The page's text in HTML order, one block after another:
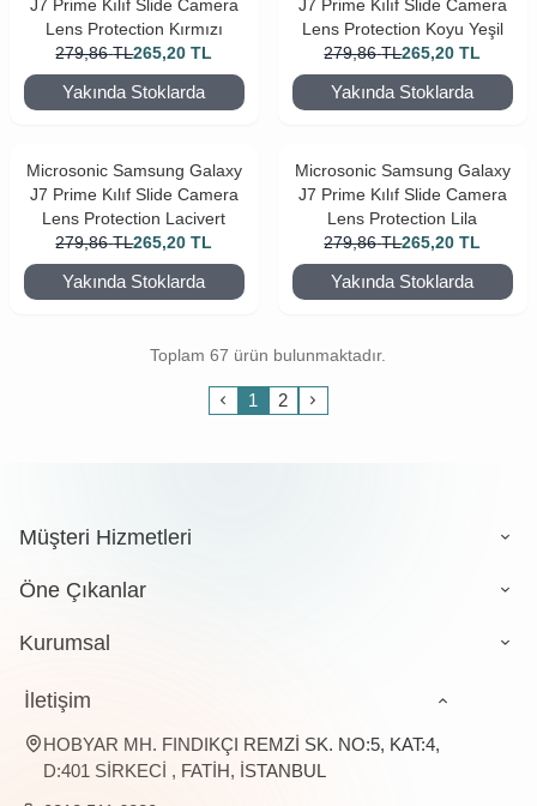
J7 Prime Kılıf Slide Camera
Lens Protection Kırmızı
279,86 TL265,20 TL
Yakında Stoklarda
J7 Prime Kılıf Slide Camera
Lens Protection Koyu Yeşil
279,86 TL265,20 TL
Yakında Stoklarda
Microsonic Samsung Galaxy
J7 Prime Kılıf Slide Camera
Lens Protection Lacivert
279,86 TL265,20 TL
Yakında Stoklarda
Microsonic Samsung Galaxy
J7 Prime Kılıf Slide Camera
Lens Protection Lila
279,86 TL265,20 TL
Yakında Stoklarda
Toplam 67 ürün bulunmaktadır.
1 2
Müşteri Hizmetleri
Öne Çıkanlar
Kurumsal
İletişim
HOBYAR MH. FINDIKÇI REMZİ SK. NO:5, KAT:4,
D:401 SİRKECİ , FATİH, İSTANBUL